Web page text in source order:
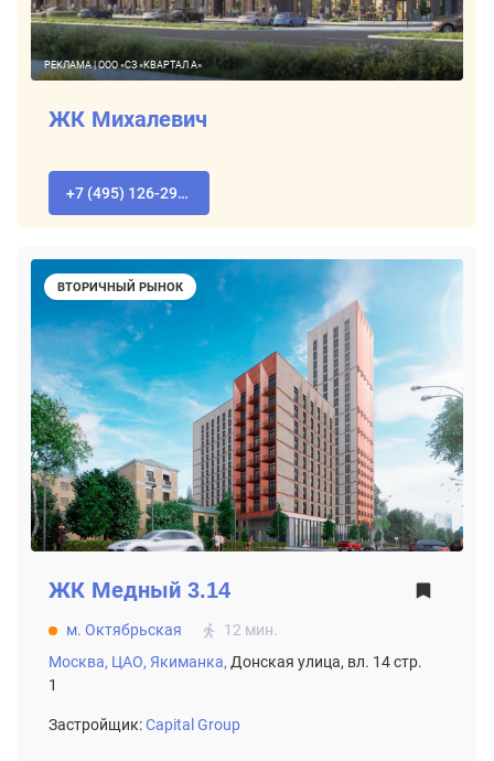
РЕКЛАМА | ООО «СЗ «КВАРТАЛ А»
ЖК Михалевич
+7 (495) 126-29-78
ВТОРИЧНЫЙ РЫНОК
ЖК Медный 3.14
м. Октябрьская
12 мин.
Москва, ЦАО, Якиманка, Донская улица, вл. 14 стр.
1
Застройщик:Capital Group